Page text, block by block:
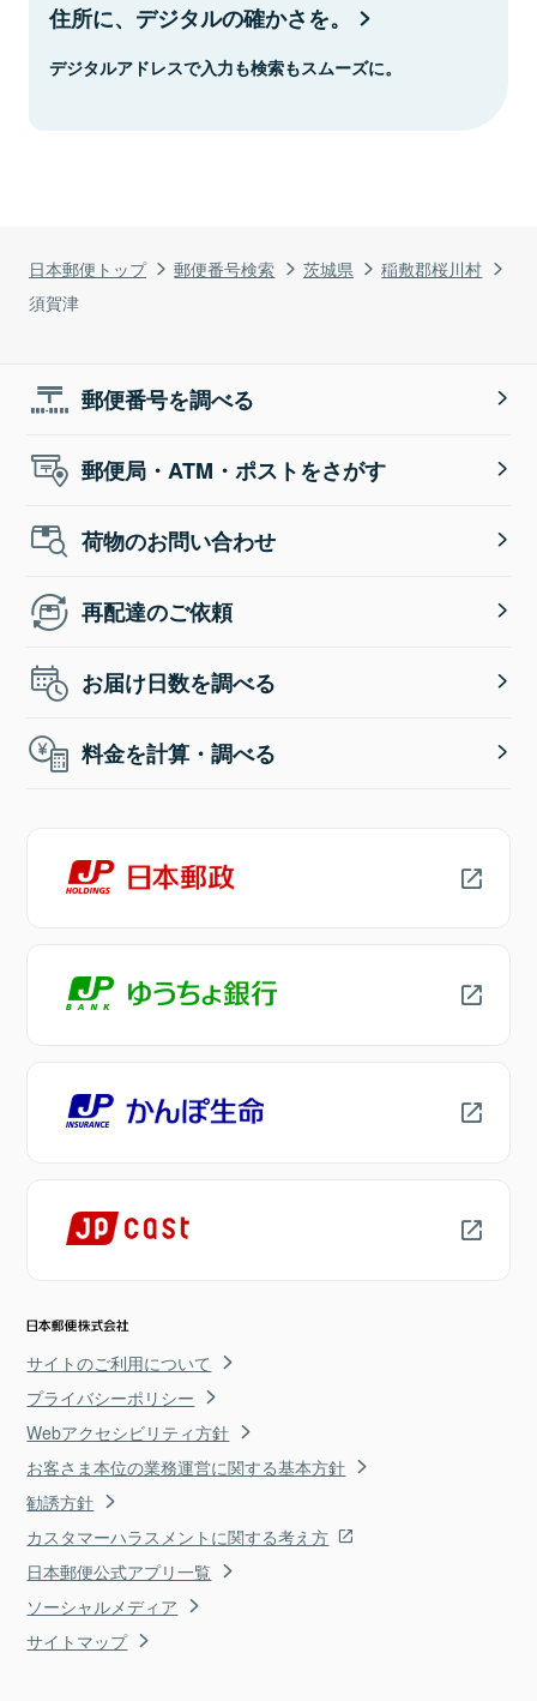
日本郵便トップ 郵便番号検索 茨城県
稲敷郡桜川村
須賀津
住所に、デジタルの確かさを。
デジタルアドレスで入力も検索もスムーズに。
郵便番号を調べる
郵便局・ATM・ポストをさがす
荷物のお問い合わせ
再配達のご依頼
お届け日数を調べる
料金を計算・調べる
サイトのご利用について
プライバシーポリシー
Webアクセシビリティ方針
お客さま本位の業務運営に関する基本方針
勧誘方針
カスタマーハラスメントに関する考え方
日本郵便公式アプリ一覧
ソーシャルメディア
サイトマップ